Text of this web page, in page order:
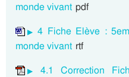
monde vivant pdf
4 Fiche Elève :
monde vivant rtf
4.1 Correction